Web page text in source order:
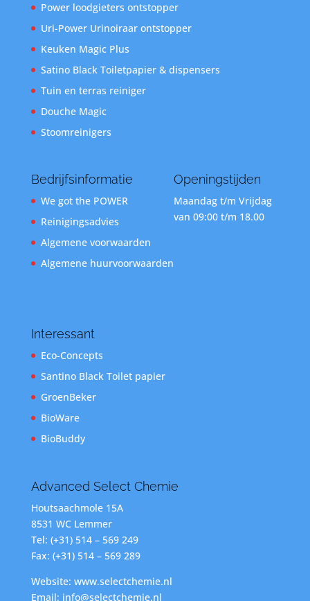
Power loodgieters ontstopper
Uri-Power Urinoiraar ontstopper
Keuken Magic Plus
Satino Black Toiletpapier & dispensers
Tuin en terras reiniger
Douche Magic
Stoomreinigers
Bedrijfsinformatie
We got the POWER
Reinigingsadvies
Algemene voorwaarden
Algemene huurvoorwaarden
Openingstijden
Maandag t/m Vrijdag
van 09:00 t/m 18.00
Interessant
Eco-Concepts
Santino Black Toilet papier
GroenBeker
BioWare
BioBuddy
Advanced Select Chemie
Houtsaachmole 15A
8531 WC Lemmer
Tel: (+31) 514 – 569 249
Fax: (+31) 514 – 569 289
Website: www.selectchemie.nl
Email: info@selectchemie.nl